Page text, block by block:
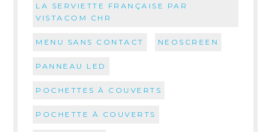
LA SERVIETTE FRANÇAISE PAR
VISTACOM CHR
MENU SANS CONTACT NEOSCREEN
PANNEAU LED
POCHETTES À COUVERTS
POCHETTE À COUVERTS